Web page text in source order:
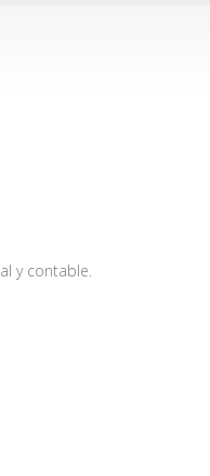
y contable.